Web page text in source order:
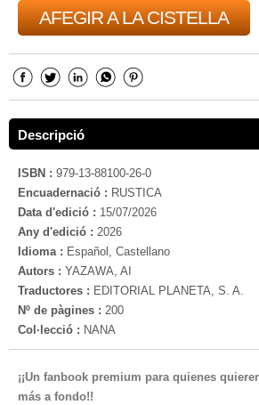
AFEGIR A LA CISTELLA
Descripció
ISBN : 979-13-88100-26-0
Encuadernació : RUSTICA
Data d'edició : 15/07/2026
Any d'edició : 2026
Idioma : Español, Castellano
Autors : YAZAWA, AI
Traductores : EDITORIAL PLANETA, S. A.
Nº de pàgines : 200
Col·lecció : NANA
¡¡Un fanbook premium para quienes
más a fondo!!